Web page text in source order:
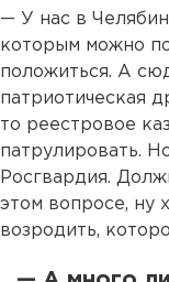
— У нас в
которым можно
положиться. А
патриотическая
то реестровое
патрулировать.
Росгвардия.
этом вопросе, ну
возродить,